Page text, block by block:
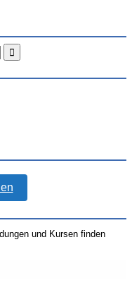
und Kursen finden